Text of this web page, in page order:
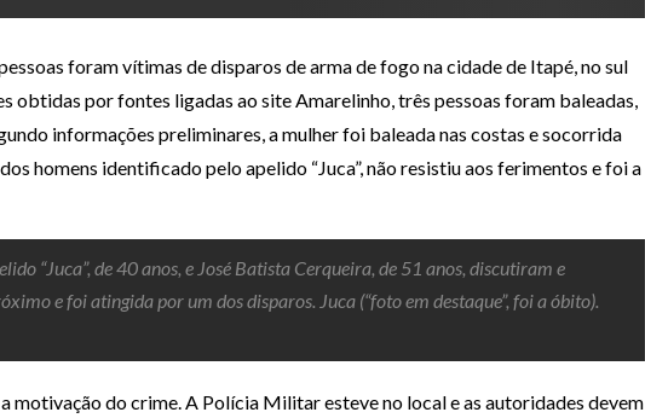
foram vítimas de disparos de arma de fogo na cidade de Itapé, no sul
obtidas por fontes ligadas ao site Amarelinho, três pessoas foram baleadas,
informações preliminares, a mulher foi baleada nas costas e socorrida
homens identificado pelo apelido “Juca”, não resistiu aos ferimentos e foi a
“Juca”, de 40 anos, e José Batista Cerqueira, de 51 anos, discutiram e
e foi atingida por um dos disparos. Juca (“foto em destaque”, foi a óbito).
motivação do crime. A Polícia Militar esteve no local e as autoridades devem